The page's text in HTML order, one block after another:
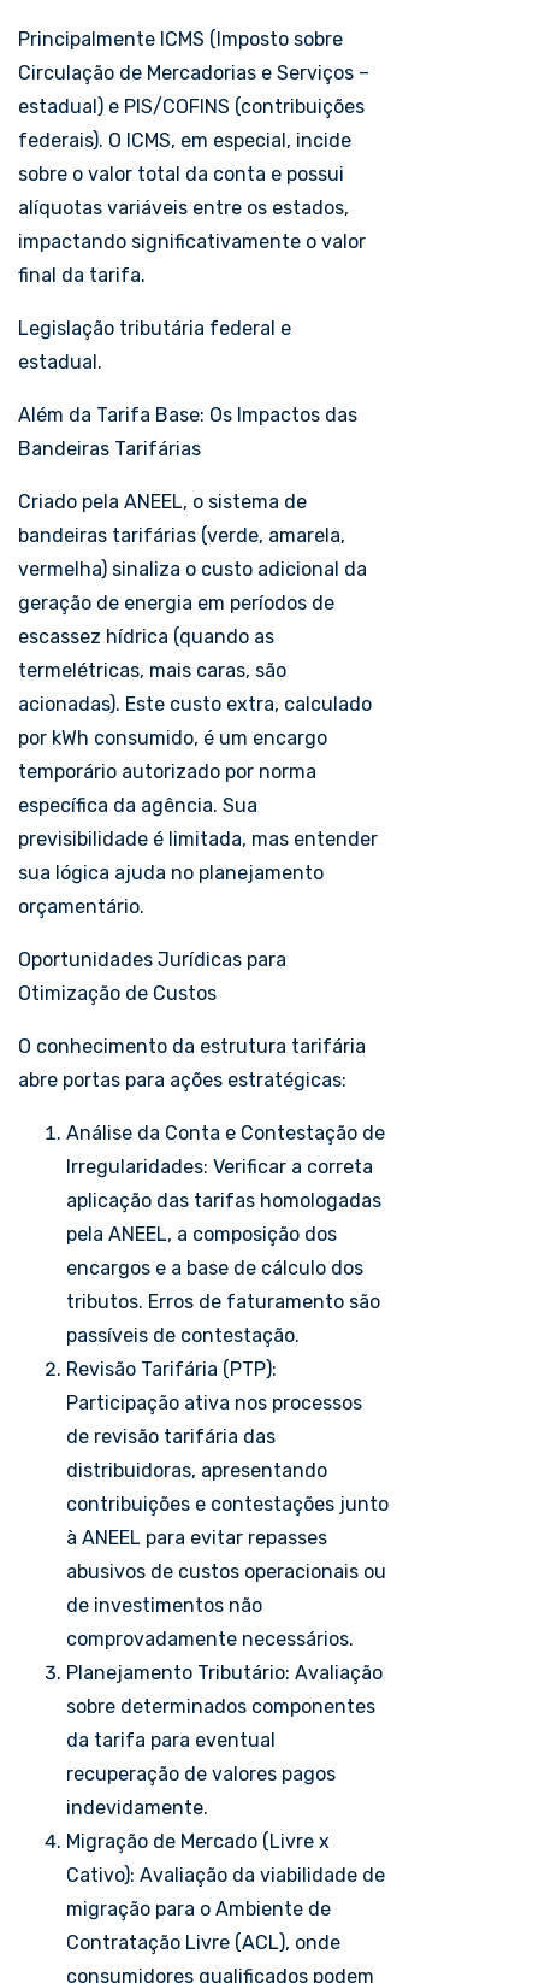
Principalmente ICMS (Imposto sobre
Circulação de Mercadorias e Serviços –
estadual) e PIS/COFINS (contribuições
federais). O ICMS, em especial, incide
sobre o valor total da conta e possui
alíquotas variáveis entre os estados,
impactando significativamente o valor
final da tarifa.
Legislação tributária federal e
estadual.
Além da Tarifa Base: Os Impactos das
Bandeiras Tarifárias
Criado pela ANEEL, o sistema de
bandeiras tarifárias (verde, amarela,
vermelha) sinaliza o custo adicional da
geração de energia em períodos de
escassez hídrica (quando as
termelétricas, mais caras, são
acionadas). Este custo extra, calculado
por kWh consumido, é um encargo
temporário autorizado por norma
específica da agência. Sua
previsibilidade é limitada, mas entender
sua lógica ajuda no planejamento
orçamentário.
Oportunidades Jurídicas para
Otimização de Custos
O conhecimento da estrutura tarifária
abre portas para ações estratégicas:
Análise da Conta e Contestação de
Irregularidades: Verificar a correta
aplicação das tarifas homologadas
pela ANEEL, a composição dos
encargos e a base de cálculo dos
tributos. Erros de faturamento são
passíveis de contestação.
Revisão Tarifária (PTP):
Participação ativa nos processos
de revisão tarifária das
distribuidoras, apresentando
contribuições e contestações junto
à ANEEL para evitar repasses
abusivos de custos operacionais ou
de investimentos não
comprovadamente necessários.
Planejamento Tributário: Avaliação
sobre determinados componentes
da tarifa para eventual
recuperação de valores pagos
indevidamente.
Migração de Mercado (Livre x
Cativo): Avaliação da viabilidade de
migração para o Ambiente de
Contratação Livre (ACL), onde
consumidores qualificados podem